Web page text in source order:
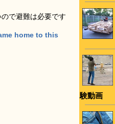
で避難は必要です
home to this
験動画